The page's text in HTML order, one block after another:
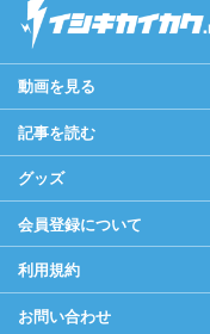
動画を見る
記事を読む
グッズ
会員登録について
利用規約
お問い合わせ